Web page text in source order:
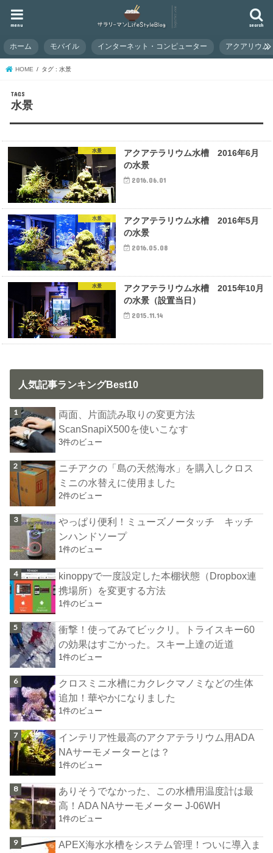
search
menu
ホーム モバイル インターネット・コンピューター アクアリウム
HOME タグ : 水景
水景
水景
アクアテラリウム水槽 2016年6月
の水景
2016.06.01
水景
アクアテラリウム水槽 2016年5月
の水景
2016.05.08
水景
アクアテラリウム水槽 2015年10月
の水景（設置当日）
2015.11.14
人気記事ランキングBest10
両面、片面読み取りの変更方法
ScanSnapiX500を使いこなす
3件のビュー
ニチアクの「島の天然海水」を購入しクロス
ミニの水替えに使用ました
2件のビュー
やっぱり便利！ミューズノータッチ キッチ
ンハンドソープ
1件のビュー
kinoppyで一度設定した本棚状態（Dropbox連
携場所）を変更する方法
1件のビュー
衝撃！使ってみてビックリ。トライスキー60
の効果はすごかった。スキー上達の近道
1件のビュー
クロスミニ水槽にカクレクマノミなどの生体
追加！華やかになりました
1件のビュー
インテリア性最高のアクアテラリウム用ADA
NAサーモメーターとは？
1件のビュー
ありそうでなかった、この水槽用温度計は最
高！ADA NAサーモメーター J-06WH
1件のビュー
APEX海水水槽をシステム管理！ついに導入ま